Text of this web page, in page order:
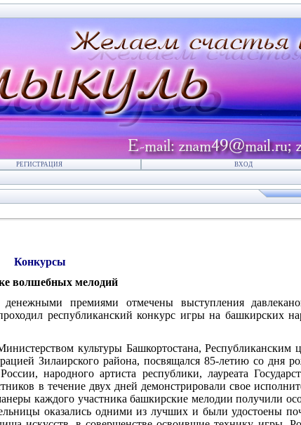
РЕГИСТРАЦИЯ ВХОД
Конкурсы
волшебных мелодий
премиями отмечены выступления
республиканский конкурс игры на башкирских
культуры Башкортостана, Республиканским
Зилаирского района, посвящался 85-летию со дня
народного артиста республики, лауреата
в течение двух дней демонстрировали свое
каждого участника башкирские мелодии получили
оказались одними из лучших и были удостоены